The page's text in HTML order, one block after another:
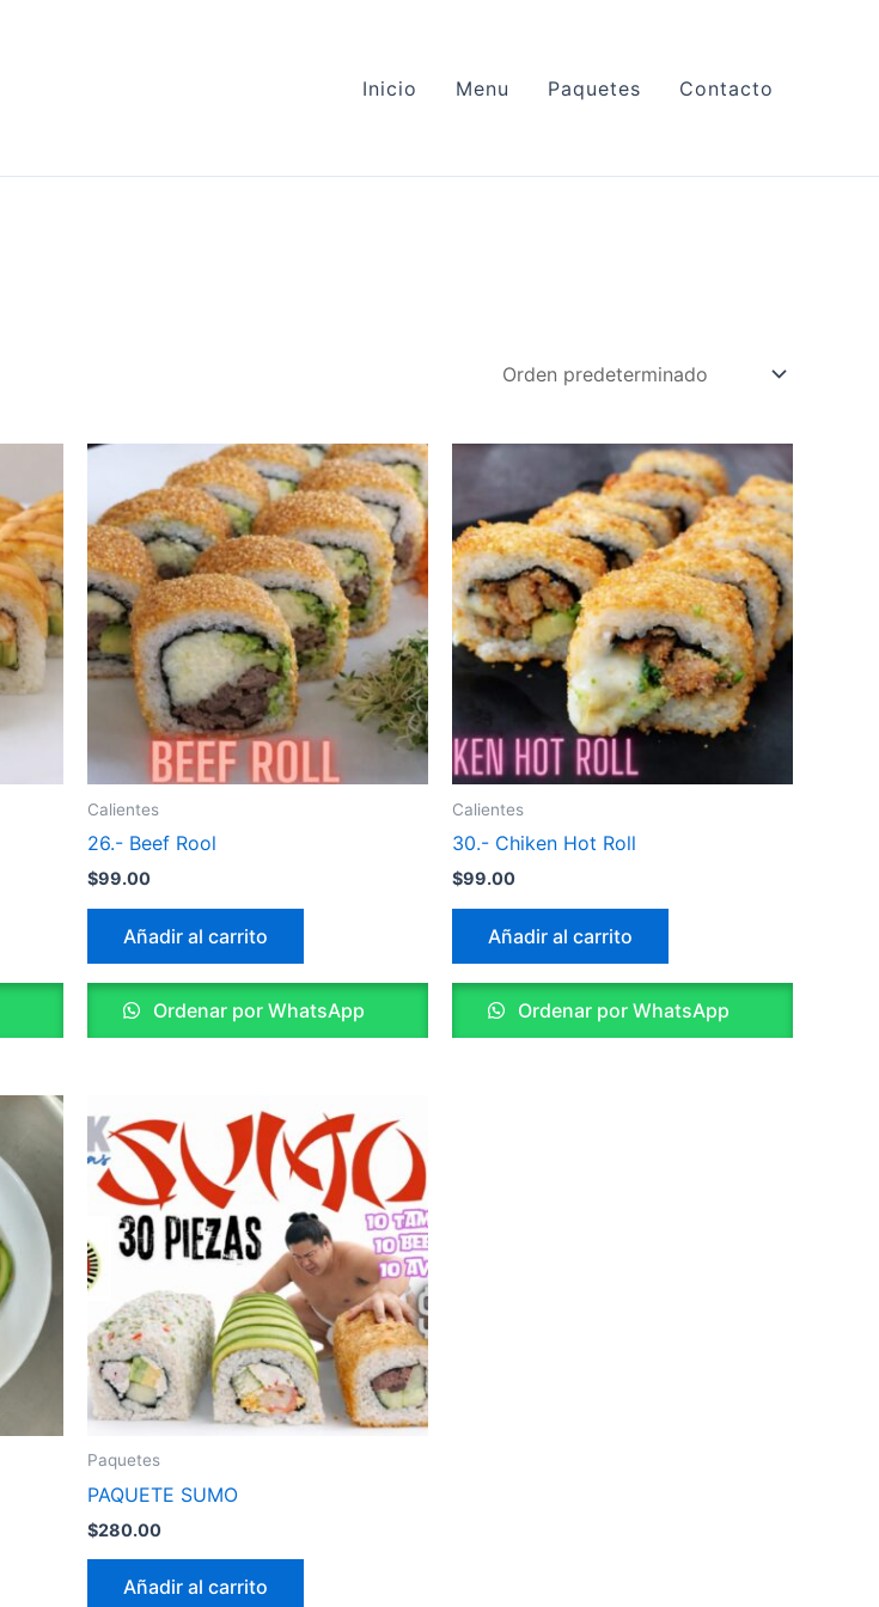
Inicio Menu Paquetes Contacto
Calientes
26.- Beef Rool
$99.00
Añadir al carrito
Ordenar por WhatsApp
Calientes
30.- Chiken Hot Roll
$99.00
Añadir al carrito
Ordenar por WhatsApp
Paquetes
PAQUETE SUMO
$280.00
Añadir al carrito